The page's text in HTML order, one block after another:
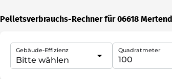
Pelletsverbrauchs-Rechner für 06618
Gebäude-Effizienz Quadratmeter